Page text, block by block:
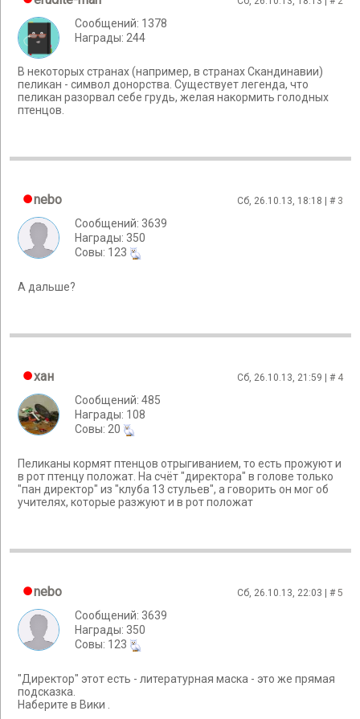
Сообщений: 1378
Награды: 244
В некоторых странах (например, в странах Скандинавии)
пеликан - символ донорства. Существует легенда, что
пеликан разорвал себе грудь, желая накормить голодных
птенцов.
nebo Сб, 26.10.13, 18:18 | # 3
Сообщений: 3639
Награды: 350
Cовы: 123
А дальше?
хан Сб, 26.10.13, 21:59 | # 4
Сообщений: 485
Награды: 108
Cовы: 20
Пеликаны кормят птенцов отрыгиванием, то есть прожуют и
в рот птенцу положат. На счёт "директора" в голове только
"пан директор" из "клуба 13 стульев", а говорить он мог об
учителях, которые разжуют и в рот положат
nebo Сб, 26.10.13, 22:03 | #5
Сообщений: 3639
Награды: 350
Cовы: 123
"Директор" этот есть - литературная маска - это же прямая
подсказка.
Наберите в Вики .